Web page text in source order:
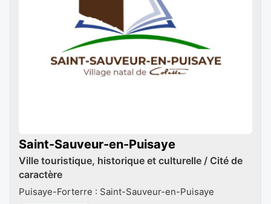
Saint-Sauveur-en-Puisaye
Ville touristique, historique et culturelle / Cité de
caractère
Puisaye-Forterre : Saint-Sauveur-en-Puisaye